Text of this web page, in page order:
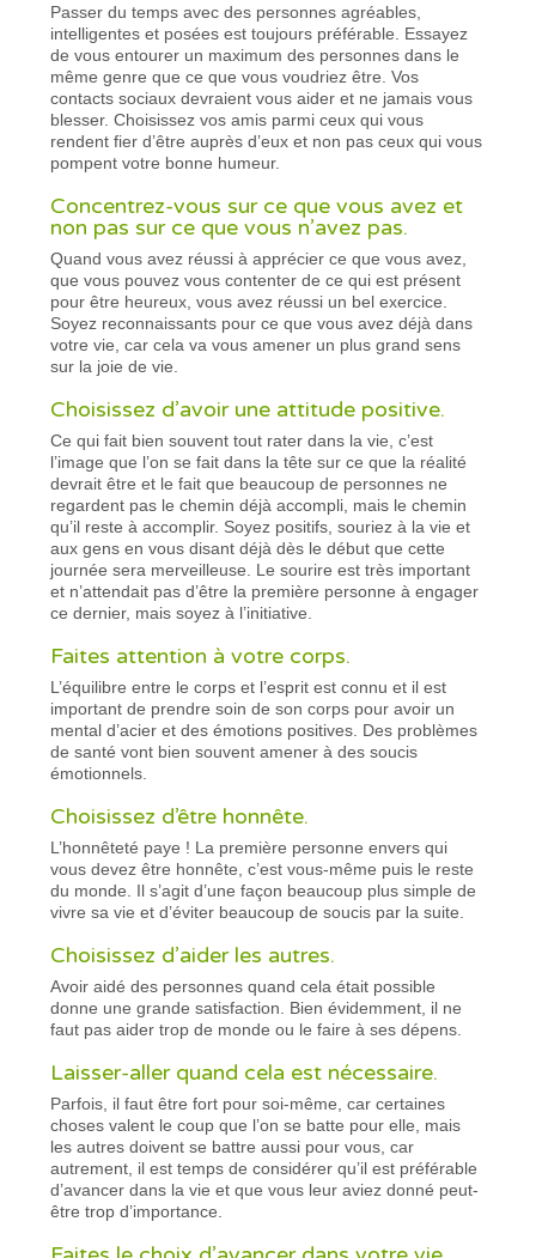
Passer du temps avec des personnes agréables,
intelligentes et posées est toujours préférable. Essayez
de vous entourer un maximum des personnes dans le
même genre que ce que vous voudriez être. Vos
contacts sociaux devraient vous aider et ne jamais vous
blesser. Choisissez vos amis parmi ceux qui vous
rendent fier d’être auprès d’eux et non pas ceux qui vous
pompent votre bonne humeur.
Concentrez-vous sur ce que vous avez et
non pas sur ce que vous n’avez pas.
Quand vous avez réussi à apprécier ce que vous avez,
que vous pouvez vous contenter de ce qui est présent
pour être heureux, vous avez réussi un bel exercice.
Soyez reconnaissants pour ce que vous avez déjà dans
votre vie, car cela va vous amener un plus grand sens
sur la joie de vie.
Choisissez d’avoir une attitude positive.
Ce qui fait bien souvent tout rater dans la vie, c’est
l’image que l’on se fait dans la tête sur ce que la réalité
devrait être et le fait que beaucoup de personnes ne
regardent pas le chemin déjà accompli, mais le chemin
qu’il reste à accomplir. Soyez positifs, souriez à la vie et
aux gens en vous disant déjà dès le début que cette
journée sera merveilleuse. Le sourire est très important
et n’attendait pas d’être la première personne à engager
ce dernier, mais soyez à l’initiative.
Faites attention à votre corps.
L’équilibre entre le corps et l’esprit est connu et il est
important de prendre soin de son corps pour avoir un
mental d’acier et des émotions positives. Des problèmes
de santé vont bien souvent amener à des soucis
émotionnels.
Choisissez d’être honnête.
L’honnêteté paye ! La première personne envers qui
vous devez être honnête, c’est vous-même puis le reste
du monde. Il s’agit d’une façon beaucoup plus simple de
vivre sa vie et d’éviter beaucoup de soucis par la suite.
Choisissez d’aider les autres.
Avoir aidé des personnes quand cela était possible
donne une grande satisfaction. Bien évidemment, il ne
faut pas aider trop de monde ou le faire à ses dépens.
Laisser-aller quand cela est nécessaire.
Parfois, il faut être fort pour soi-même, car certaines
choses valent le coup que l’on se batte pour elle, mais
les autres doivent se battre aussi pour vous, car
autrement, il est temps de considérer qu’il est préférable
d’avancer dans la vie et que vous leur aviez donné peut-
être trop d’importance.